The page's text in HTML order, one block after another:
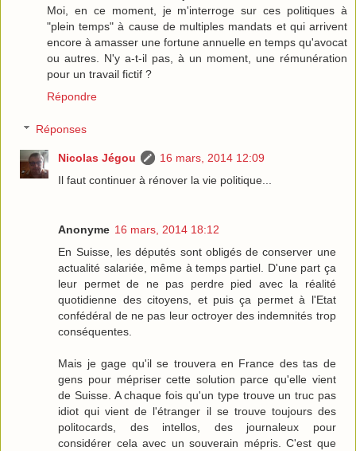
Moi, en ce moment, je m'interroge sur ces politiques à
"plein temps" à cause de multiples mandats et qui arrivent
encore à amasser une fortune annuelle en temps qu'avocat
ou autres. N'y a-t-il pas, à un moment, une rémunération
pour un travail fictif ?
Répondre
Réponses
Nicolas Jégou
16 mars, 2014 12:09
Il faut continuer à rénover la vie politique...
Anonyme 16 mars, 2014 18:12
En Suisse, les députés sont obligés de conserver une
actualité salariée, même à temps partiel. D'une part ça
leur permet de ne pas perdre pied avec la réalité
quotidienne des citoyens, et puis ça permet à l'Etat
confédéral de ne pas leur octroyer des indemnités trop
conséquentes.
Mais je gage qu'il se trouvera en France des tas de
gens pour mépriser cette solution parce qu'elle vient
de Suisse. A chaque fois qu'un type trouve un truc pas
idiot qui vient de l'étranger il se trouve toujours des
politocards, des intellos, des journaleux pour
considérer cela avec un souverain mépris. C'est que